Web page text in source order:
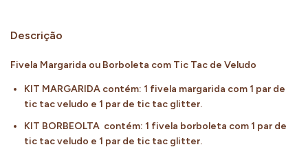
Descrição
Fivela Margarida ou Borboleta com Tic Tac de Veludo
KIT MARGARIDA contém: 1 fivela margarida com 1 par de
tic tac veludo e 1 par de tic tac glitter.
KIT BORBEOLTA contém: 1 fivela borboleta com 1 par de
tic tac veludo e 1 par de tic tac glitter.